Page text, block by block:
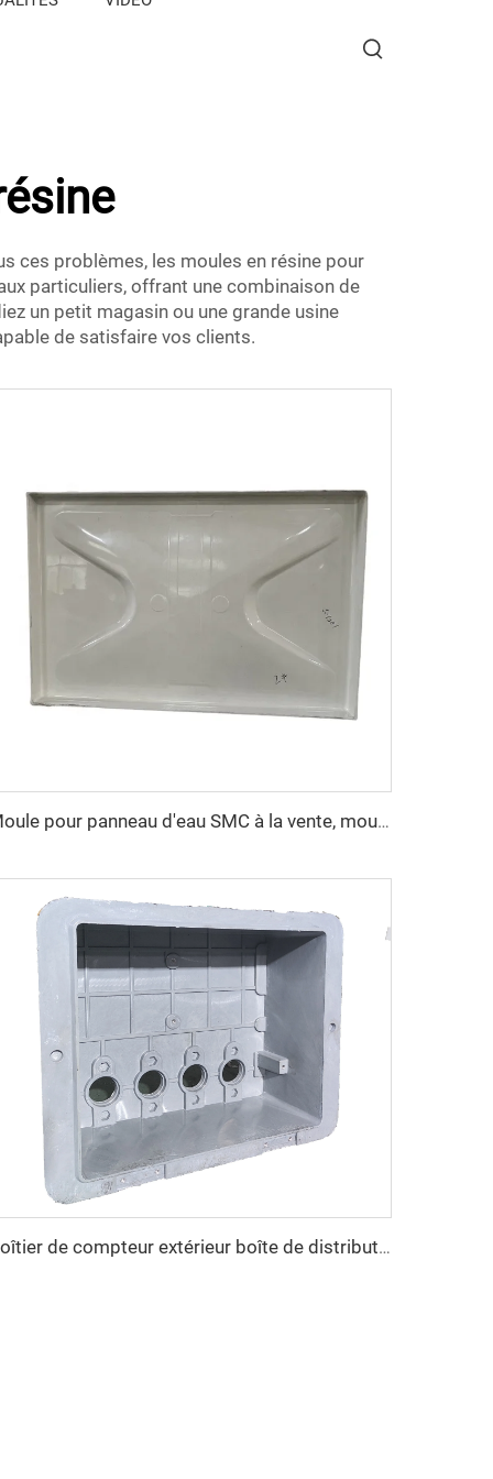
ces problèmes, les moules en résine pour
particuliers, offrant une combinaison de
un petit magasin ou une grande usine
de satisfaire vos clients.
Moule pour panneau d'eau SMC à la vente, moule de compression SMC avec prix compétitif
Boîtier de compteur extérieur boîte de distribution en plastique moule coque en plastique composite compression moule taizhou